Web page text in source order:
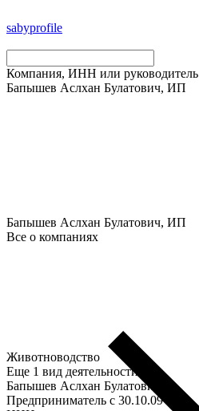
sabyprofile
Компания, ИНН или руководитель
Бапышев Аслхан Булатович, ИП
Бапышев Аслхан Булатович, ИП
Все о компаниях
Животноводство
Еще 1 вид деятельности
Бапышев Аслхан Булатович
Предприниматель c 30.10.09